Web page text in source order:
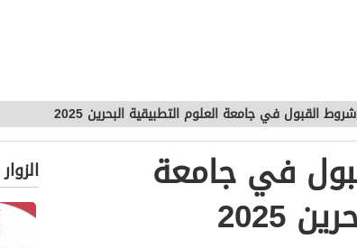
القبول في جامعة العلوم التطبيقية البحرين 2025
في جامعة